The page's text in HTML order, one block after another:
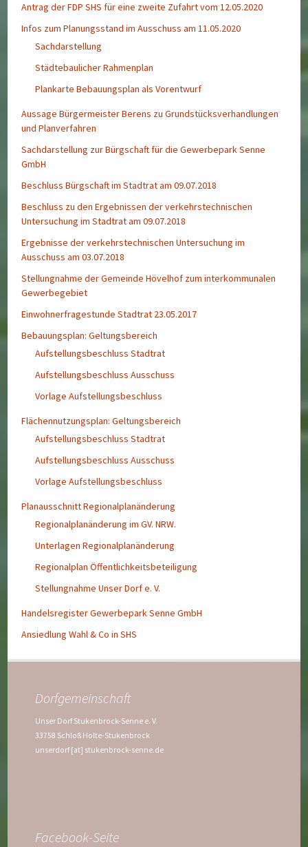
Antrag der FDP SHS für eine zweite Zufahrt vom 12.05.2020
Infos zum Planungsstand im Ausschuss am 11.05.2020
Sachdarstellung
Städtebaulicher Rahmenplan
Plankarte Bebauungsplan als Vorentwurf
Aussage Bürgermeister Berens zu Grundstücksverhandlungen
und Planverfahren
Sachdarstellung zur Bürgschaft für die Gewerbepark Senne
GmbH
Beschluss Bürgschaft im Stadtrat am 09.07.2018
Beschluss zu den Ergebnissen der verkehrstechnischen
Untersuchung im Stadtrat am 09.07.2018
Ergebnisse der verkehrstechnischen Untersuchung im
Ausschuss am 03.07.2018
Stellungnahme der Gemeinde Hövelhof zum interkommunalen
Gewerbegebiet
Einwohnerfragestunde Stadtrat 23.05.2017
Bebauungsplan: Geltungsbereich
Aufstellungsbeschluss Stadtrat
Aufstellungsbeschluss Ausschuss
Vorlage Aufstellungsbeschluss
Flächennutzungsplan: Geltungsbereich
Aufstellungsbeschluss Stadtrat
Aufstellungsbeschluss Ausschuss
Vorlage Aufstellungsbeschluss
Planausschnitt Regionalplanänderung
Regionalplanänderung im GV. NRW.
Unterlagen Regionalplanänderung
Regionalplan Öffentlichkeitsbeteiligung
Stellungnahme Unser Dorf e. V.
Handelsregister Gewerbepark Senne GmbH
Ansiedlung Wahl & Co in SHS
Dorfgemeinschaft
Unser Dorf Stukenbrock-Senne e. V.
33758 Schloß Holte-Stukenbrock
unserdorf [at] stukenbrock-senne.de
Facebook-Seite